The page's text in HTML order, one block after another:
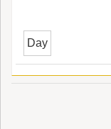
وأَصله
Day